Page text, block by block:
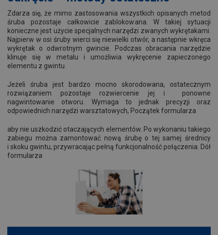
Zdarza się, że mimo zastosowania wszystkich opisanych metod
śruba pozostaje całkowicie zablokowana. W takiej sytuacji
konieczne jest użycie specjalnych narzędzi zwanych wykrętakami.
Najpierw w osi śruby wierci się niewielki otwór, a następnie wkręca
wykrętak o odwrotnym gwincie. Podczas obracania narzędzie
klinuje się w metalu i umożliwia wykręcenie zapieczonego
elementu z gwintu.
Jeżeli śruba jest bardzo mocno skorodowana, ostatecznym
rozwiązaniem pozostaje rozwiercenie jej i ponowne
nagwintowanie otworu. Wymaga to jednak precyzji oraz
odpowiednich narzędzi warsztatowych, Początek formularza
aby nie uszkodzić otaczających elementów. Po wykonaniu takiego
zabiegu można zamontować nową śrubę o tej samej średnicy
i skoku gwintu, przywracając pełną funkcjonalność połączenia. Dół
formularza